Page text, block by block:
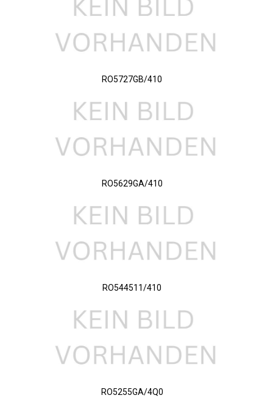
RO5727GB/410
RO5629GA/410
RO544511/410
RO5255GA/4Q0